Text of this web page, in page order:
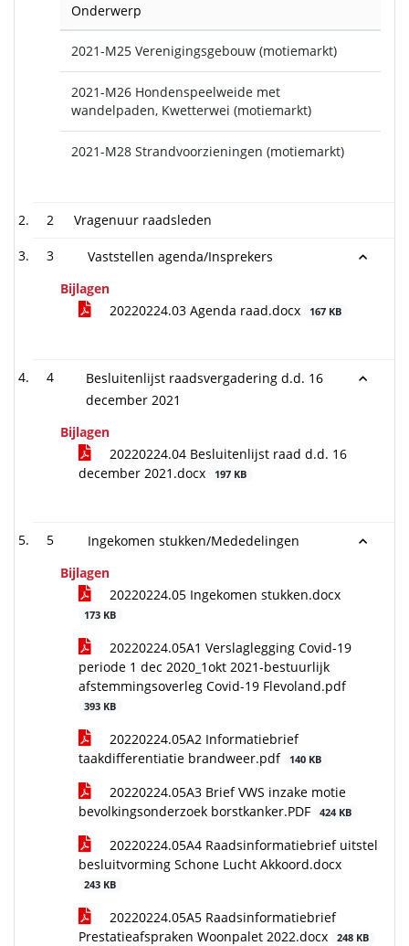
Onderwerp
2021-M25 Verenigingsgebouw (motiemarkt)
2021-M26 Hondenspeelweide met
wandelpaden, Kwetterwei (motiemarkt)
2021-M28 Strandvoorzieningen (motiemarkt)
2 Vragenuur raadsleden
3
Vaststellen agenda/Insprekers
Bijlagen
20220224.03 Agenda raad.docx
167 KB
4
Besluitenlijst raadsvergadering d.d. 16
december 2021
Bijlagen
20220224.04 Besluitenlijst raad d.d. 16
december 2021.docx
197 KB
5
Ingekomen stukken/Mededelingen
Bijlagen
20220224.05 Ingekomen stukken.docx
173 KB
20220224.05A1 Verslaglegging Covid-19
periode 1 dec 2020_1okt 2021-bestuurlijk
afstemmingsoverleg Covid-19 Flevoland.pdf
393 KB
20220224.05A2 Informatiebrief
taakdifferentiatie brandweer.pdf
140 KB
20220224.05A3 Brief VWS inzake motie
bevolkingsonderzoek borstkanker.PDF
424 KB
20220224.05A4 Raadsinformatiebrief uitstel
besluitvorming Schone Lucht Akkoord.docx
243 KB
20220224.05A5 Raadsinformatiebrief
Prestatieafspraken Woonpalet 2022.docx
248 KB